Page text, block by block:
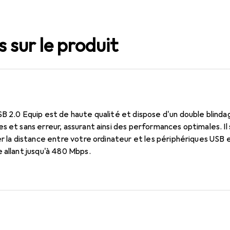
sur le produit
2.0 Equip est de haute qualité et dispose d'un double
et sans erreur, assurant ainsi des performances optimales.
la distance entre votre ordinateur et les périphériques
jusqu'à 480 Mbps.